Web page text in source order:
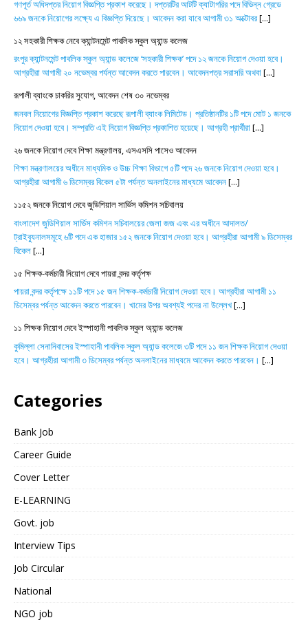
গণপূর্ত অধিদপ্তর নিয়োগ বিজ্ঞপ্তি প্রকাশ করেছে। দপ্তরটির আটটি ক্যাটাগরির পদে বিভিন্ন গ্রেডে
৬৬৯ জনকে নিয়োগের লক্ষ্যে এ বিজ্ঞপ্তি দিয়েছে। আবেদন করা যাবে আগামী ৩১ অক্টোবর[...]
১২ সহকারী শিক্ষক নেবে ক্যান্টনমেন্ট পাবলিক স্কুল অ্যান্ড কলেজ
রংপুর ক্যান্টনমেন্ট পাবলিক স্কুল অ্যান্ড কলেজে ‘সহকারী শিক্ষক’ পদে ১২ জনকে নিয়োগ দেওয়া হবে।
আগ্রহীরা আগামী ২০ নভেম্বর পর্যন্ত আবেদন করতে পারবেন। আবেদনপত্র সরাসরি অথবা[...]
রূপালী ব্যাংকে চাকরির সুযোগ, আবেদন শেষ ৩০ নভেম্বর
জনবল নিয়োগের বিজ্ঞপ্তি প্রকাশ করেছে রূপালী ব্যাংক লিমিটেড। প্রতিষ্ঠানটির ১টি পদে মোট ১ জনকে
নিয়োগ দেওয়া হবে। সম্প্রতি এই নিয়োগ বিজ্ঞপ্তি প্রকাশিত হয়েছে। আগ্রহী প্রার্থীরা[...]
২৬ জনকে নিয়োগ দেবে শিক্ষা মন্ত্রণালয়, এসএসসি পাসেও আবেদন
শিক্ষা মন্ত্রণালয়ের অধীনে মাধ্যমিক ও উচ্চ শিক্ষা বিভাগে ৫টি পদে ২৬ জনকে নিয়োগ দেওয়া হবে।
আগ্রহীরা আগামী ৬ ডিসেম্বর বিকেল ৫টা পর্যন্ত অনলাইনের মাধ্যমে আবেদন[...]
১১৫২ জনকে নিয়োগ দেবে জুডিশিয়াল সার্ভিস কমিশন সচিবালয়
বাংলাদেশ জুডিশিয়াল সার্ভিস কমিশন সচিবালয়ের জেলা জজ এবং এর অধীনে আদালত/
ট্রাইব্যুনালসমূহে ৬টি পদে এক হাজার ১৫২ জনকে নিয়োগ দেওয়া হবে। আগ্রহীরা আগামী ৯ ডিসেম্বর
বিকেল[...]
১৫ শিক্ষক-কর্মচারী নিয়োগ দেবে পায়রা বন্দর কর্তৃপক্ষ
পায়রা বন্দর কর্তৃপক্ষে ১১টি পদে ১৫ জন শিক্ষক-কর্মচারী নিয়োগ দেওয়া হবে। আগ্রহীরা আগামী ১১
ডিসেম্বর পর্যন্ত আবেদন করতে পারবেন। খামের উপর অবশ্যই পদের না উল্লেখ[...]
১১ শিক্ষক নিয়োগ দেবে ইস্পাহানী পাবলিক স্কুল অ্যান্ড কলেজ
কুমিল্লা সেনানিবাসের ইস্পাহানী পাবলিক স্কুল অ্যান্ড কলেজে ৩টি পদে ১১ জন শিক্ষক নিয়োগ দেওয়া
হবে। আগ্রহীরা আগামী ৩ ডিসেম্বর পর্যন্ত অনলাইনের মাধ্যমে আবেদন করতে পারবেন। [...]
Categories
Bank Job
Career Guide
Cover Letter
E-LEARNING
Govt. job
Interview Tips
Job Circular
National
NGO job